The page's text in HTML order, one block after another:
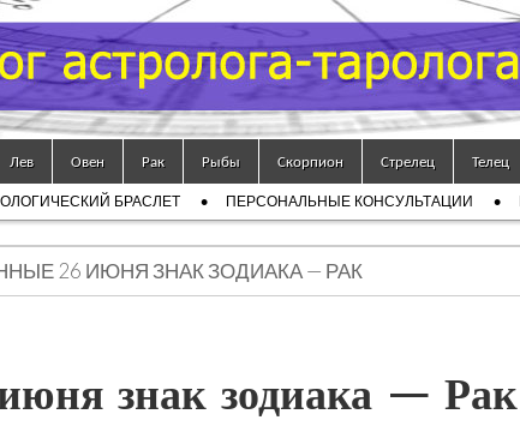
Лев Овен Рак Рыбы Скорпион Стрелец Телец
БРАСЛЕТ ПЕРСОНАЛЬНЫЕ КОНСУЛЬТАЦИИ
26 ИЮНЯ ЗНАК ЗОДИАКА — РАК
знак зодиака — Рак